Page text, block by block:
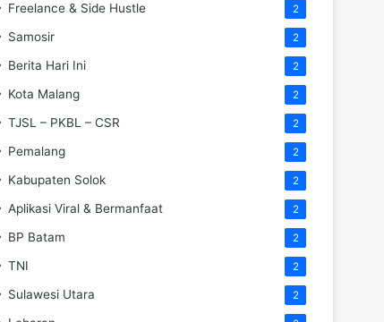
Freelance & Side Hustle 2
Samosir 2
Berita Hari Ini 2
Kota Malang 2
TJSL – PKBL – CSR 2
Pemalang 2
Kabupaten Solok 2
Aplikasi Viral & Bermanfaat 2
BP Batam 2
TNI 2
Sulawesi Utara 2